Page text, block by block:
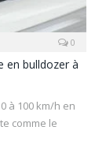
0
en bulldozer à
à 100 km/h en
comme le